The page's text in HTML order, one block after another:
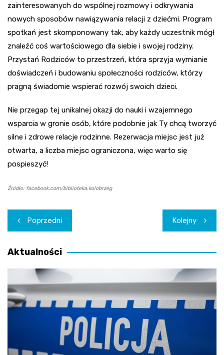
zainteresowanych do wspólnej rozmowy i odkrywania
nowych sposobów nawiązywania relacji z dziećmi. Program
spotkań jest skomponowany tak, aby każdy uczestnik mógł
znaleźć coś wartościowego dla siebie i swojej rodziny.
Przystań Rodziców to przestrzeń, która sprzyja wymianie
doświadczeń i budowaniu społeczności rodziców, którzy
pragną świadomie wspierać rozwój swoich dzieci.
Nie przegap tej unikalnej okazji do nauki i wzajemnego
wsparcia w gronie osób, które podobnie jak Ty chcą tworzyć
silne i zdrowe relacje rodzinne. Rezerwacja miejsc jest już
otwarta, a liczba miejsc ograniczona, więc warto się
pospieszyć!
Źródło: facebook.com/biblioteka.kolobrzeg
Nawigacja
wpisu
Poprzedni Kolejny
Aktualności